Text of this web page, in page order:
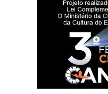
Informações: Instagram
a cada
que, com
dignidade e
constroem